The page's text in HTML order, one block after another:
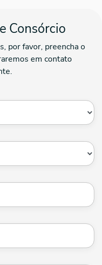
Consórcio
por favor, preencha o
em contato